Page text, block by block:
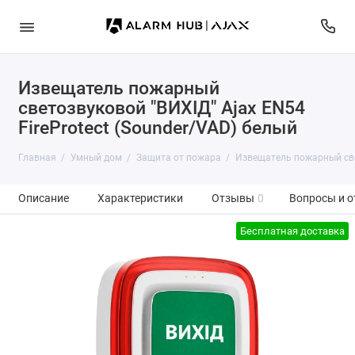
Извещатель пожарный
светозвуковой "ВИХІД" Ajax EN54
FireProtect (Sounder/VAD) белый
Главная Умный дом Защита от пожара Извещатель пожарный
Описание Характеристики Отзывы 0 Вопросы и
Бесплатная доставка